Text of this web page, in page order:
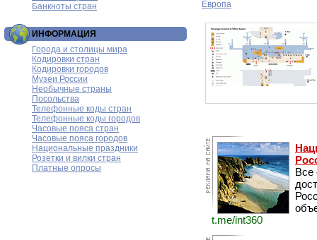
Банкноты стран
ИНФОРМАЦИЯ
Города и столицы мира
Кодировки стран
Кодировки городов
Музеи России
Необычные страны
Посольства
Телефонные коды стран
Телефонные коды городов
Часовые пояса стран
Часовые пояса городов
Национальные праздники
Розетки и вилки стран
Платные опросы
Европа
Все
t.me/int360